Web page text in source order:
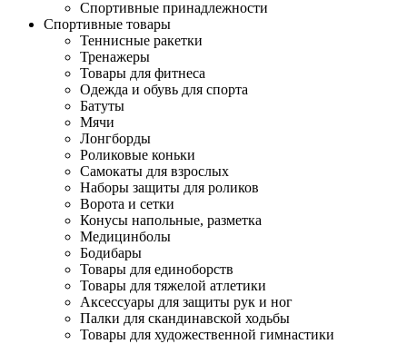
Спортивные принадлежности
Спортивные товары
Теннисные ракетки
Тренажеры
Товары для фитнеса
Одежда и обувь для спорта
Батуты
Мячи
Лонгборды
Роликовые коньки
Самокаты для взрослых
Наборы защиты для роликов
Ворота и сетки
Конусы напольные, разметка
Медицинболы
Бодибары
Товары для единоборств
Товары для тяжелой атлетики
Аксессуары для защиты рук и ног
Палки для скандинавской ходьбы
Товары для художественной гимнастики